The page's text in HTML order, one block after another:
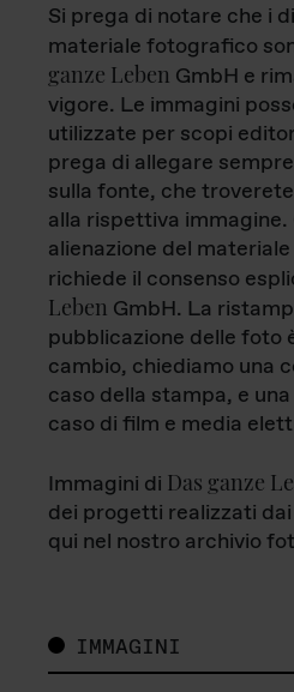
Si prega di notare che i
materiale fotografico
ganze Leben GmbH e
vigore. Le immagini
utilizzate per scopi
prega di allegare
sulla fonte, che
alla rispettiva immagine.
alienazione del
richiede il consenso
Leben GmbH. La
pubblicazione delle foto
cambio, chiediamo una
caso della stampa, e
caso di film e media
Immagini di Das ganze
dei progetti realizzati
qui nel nostro archivio
IMMAGINI